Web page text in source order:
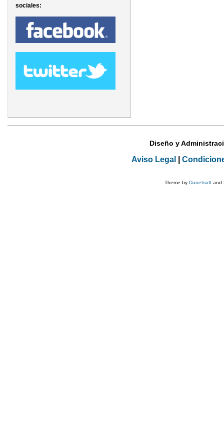
sociales:
Diseño y
Aviso Legal
Theme by Danetsoft and